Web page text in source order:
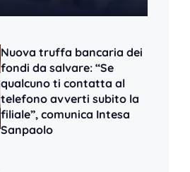
Nuova truffa bancaria dei
fondi da salvare: “Se
qualcuno ti contatta al
telefono avverti subito la
filiale”, comunica Intesa
Sanpaolo